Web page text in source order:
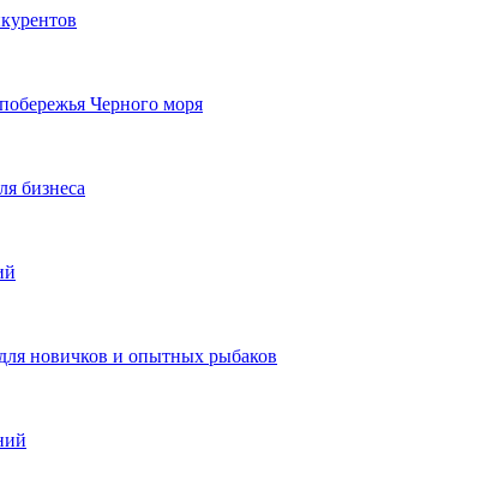
Черного моря
бизнеса
новичков и опытных рыбаков